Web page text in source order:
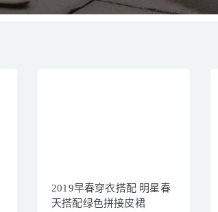
2019早春穿衣搭配 明星春
天搭配绿色拼接皮裙